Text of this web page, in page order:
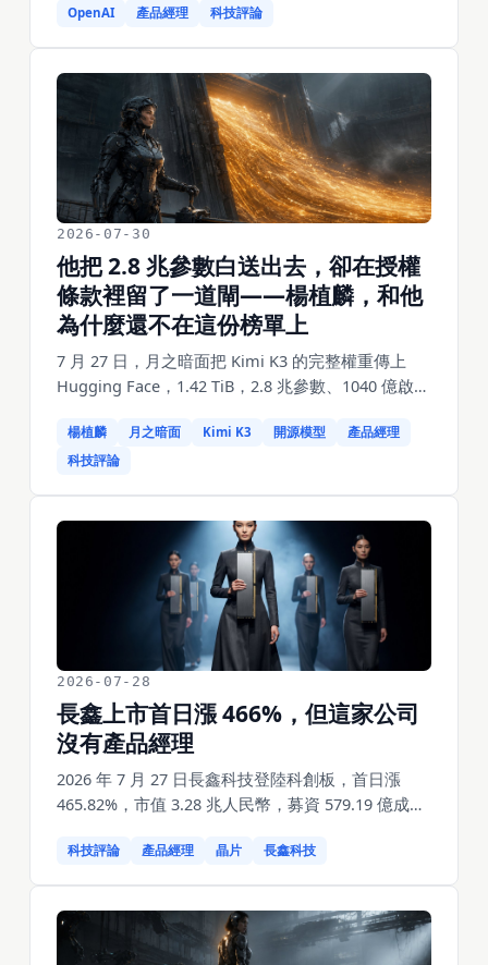
Meta 漲得還更快。差別在別處：微軟把 2026 日曆
Meta 把全年資本支出財測上修到 1300–1450 億，自
由現金流掉到 7.84 億。這篇拆微軟那 150 億是從哪
兒省出來的、哪一部分是效率哪一部分是會計口
徑，以及它同時持有 OpenAI 27% 股份又投了
Anthropic 50 億這件事，對產品經理意味著什麼。
OpenAI
產品經理 科技評論
2026-07-30
他把 2.8 兆參數白送出去，卻在授權
條款裡留了一道閘——楊植麟，和他
為什麼還不在這份榜單上
7 月 27 日，月之暗面把 Kimi K3 的完整權重傳上
Hugging Face，1.42 TiB，2.8 兆參數、1040 億啟
產品經理該看的不是參數，是授權條款第二條：主
體像 MIT，可一旦你拿它做服務、年營收過兩千萬
Claude Fable 5 和 GPT-5.6 Sol，使用者體驗有差
距。同一週，白宮 CTO 公開指控他們蒸餾
Anthropic。這篇寫楊植麟的三個產品決策，也正面
回答一個問題：他為什麼還不在《改變世界的 100
個產品經理》裡。
楊植麟 月之暗面 Kimi K3 開源模型
產品經理
科技評論
2026-07-28
長鑫上市首日漲 466%，但這家公司
沒有產品經理
2026 年 7 月 27 日長鑫科技登陸科創板，首日漲
465.82%，市值 3.28 兆人民幣，募資 579.19 億成科
虧損 366.5 億；今年第一季賺 247.6 億。DRAM 的規
科技評論 產品經理 晶片 長鑫科技